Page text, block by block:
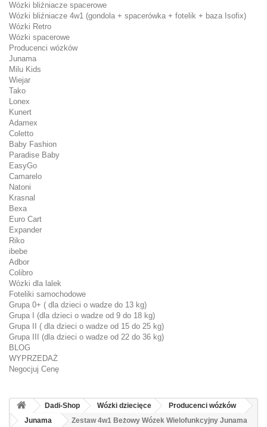
Wózki bliźniacze spacerowe
Wózki bliźniacze 4w1 (gondola + spacerówka + fotelik + baza Isofix)
Wózki Retro
Wózki spacerowe
Producenci wózków
Junama
Milu Kids
Wiejar
Tako
Lonex
Kunert
Adamex
Coletto
Baby Fashion
Paradise Baby
EasyGo
Camarelo
Natoni
Krasnal
Bexa
Euro Cart
Expander
Riko
ibebe
Adbor
Colibro
Wózki dla lalek
Foteliki samochodowe
Grupa 0+ ( dla dzieci o wadze do 13 kg)
Grupa I (dla dzieci o wadze od 9 do 18 kg)
Grupa II ( dla dzieci o wadze od 15 do 25 kg)
Grupa III (dla dzieci o wadze od 22 do 36 kg)
BLOG
WYPRZEDAŻ
Negocjuj Cenę
Dadi-Shop Wózki dziecięce
Producenci wózków
Junama
Zestaw 4w1 Beżowy Wózek Wielofunkcyjny Junama